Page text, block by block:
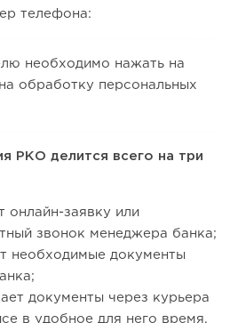
телефона:
необходимо нажать на
обработку персональных
РКО делится всего на три
онлайн-заявку или
звонок менеджера банка;
необходимые документы
документы через курьера
в удобное для него время.